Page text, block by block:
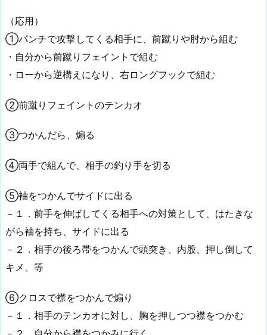
（応用）
①パンチで攻撃してくる相手に、前蹴りや肘から組む
・自分から前蹴りフェイントで組む
・ローから逆構えになり、右ロングフックで組む
②前蹴りフェイントのテンカオ
③つかんだら、煽る
④両手で組んで、相手の釣り手を切る
⑤袖をつかんでサイドに出る
－１．前手を伸ばしてくる相手への対策として、はたきな
がら袖を持ち、サイドに出る
－２．相手の後ろ帯をつかんで頭突き、内股、押し倒して
キメ、等
⑥クロスで襟をつかんで煽り
－１．相手のテンカオに対し、胸を押しつつ襟をつかむ